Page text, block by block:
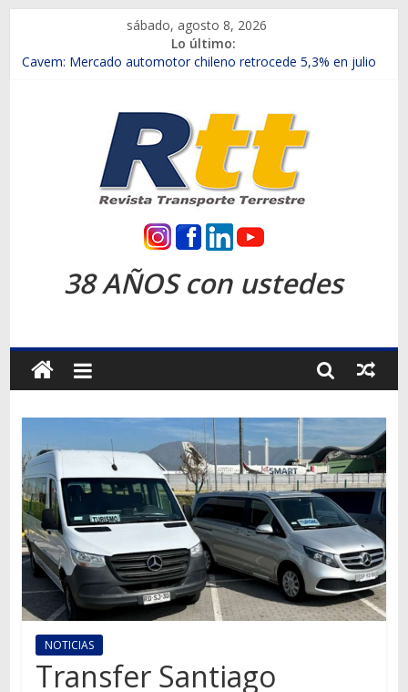
contenido
sábado, agosto 8, 2026
Lo último:
Chile es el primer mercado internacional en lanzar la nueva
Salfa suma vehículos electrificados de Chevrolet en el Biobío
Samex amplía su red con nuevas sucursales en Rancagua y
SINOTRUK Pick-ups presentó la recién estrenada Bolden en
la Expo Compras Públicas 2026
Revista
Transporte
Terrestre
camiones,
motos,
información
del
mundo
del
transporte
38 AÑOS con ustedes
NOTICIAS
Transfer Santiago